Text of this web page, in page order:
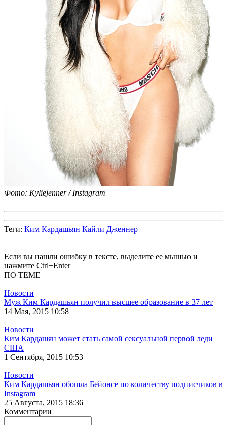
Фото: Kyliejenner / Instagram
Теги: Ким Кардашьян Кайли Дженнер
Если вы нашли ошибку в тексте, выделите ее мышью и
нажмите Ctrl+Enter
ПО ТЕМЕ
Новости
Муж Ким Кардашьян получил высшее образование в 37 лет
14 Мая, 2015 10:58
Новости
Ким Кардашян может стать самой сексуальной первой леди
США
1 Сентября, 2015 10:53
Новости
Ким Кардашьян обошла Бейонсе по количеству подписчиков в
Instagram
25 Августа, 2015 18:36
Комментарии